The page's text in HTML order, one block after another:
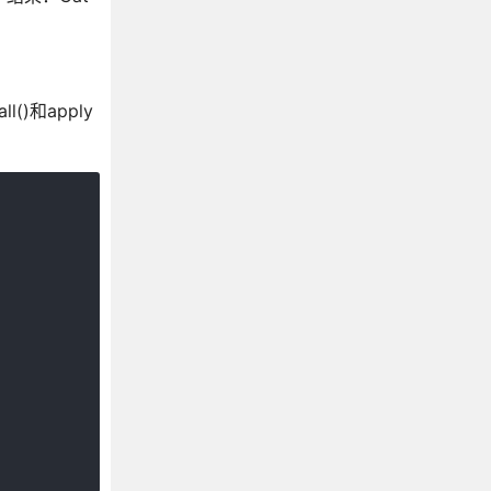
和apply